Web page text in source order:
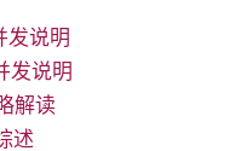
发说明
发说明
解读
述